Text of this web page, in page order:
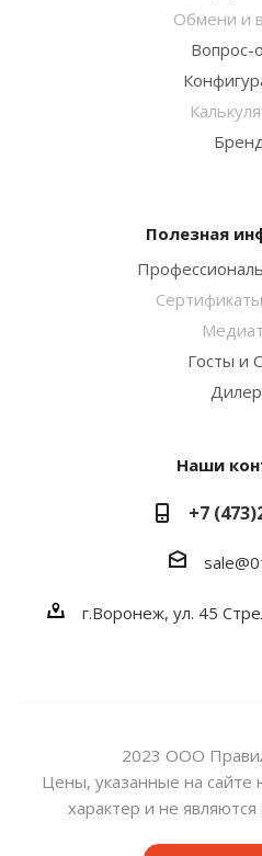
Обмени и
Вопрос-
Полезная
Госты и
Наши
+7
г.Воронеж, ул. 45
2023 ООО
Цены, указанные на
характер и не